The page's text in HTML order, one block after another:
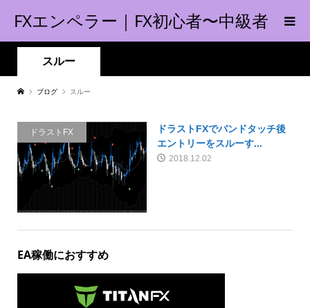
FXエンペラー｜FX初心者〜中級者
の指南書！
スルー
ブログ スルー
ドラストFX
ドラストFXでバンドタッチ後
エントリーをスルーす...
2018.12.02
EA稼働におすすめ